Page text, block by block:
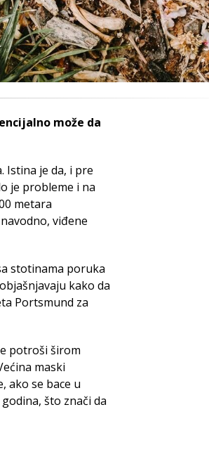
može da
Istina je da, i pre
je probleme i na
metara
viđene
stotinama poruka
kako da
Portsmund za
potroši širom
maski
ako se bace u
što znači da